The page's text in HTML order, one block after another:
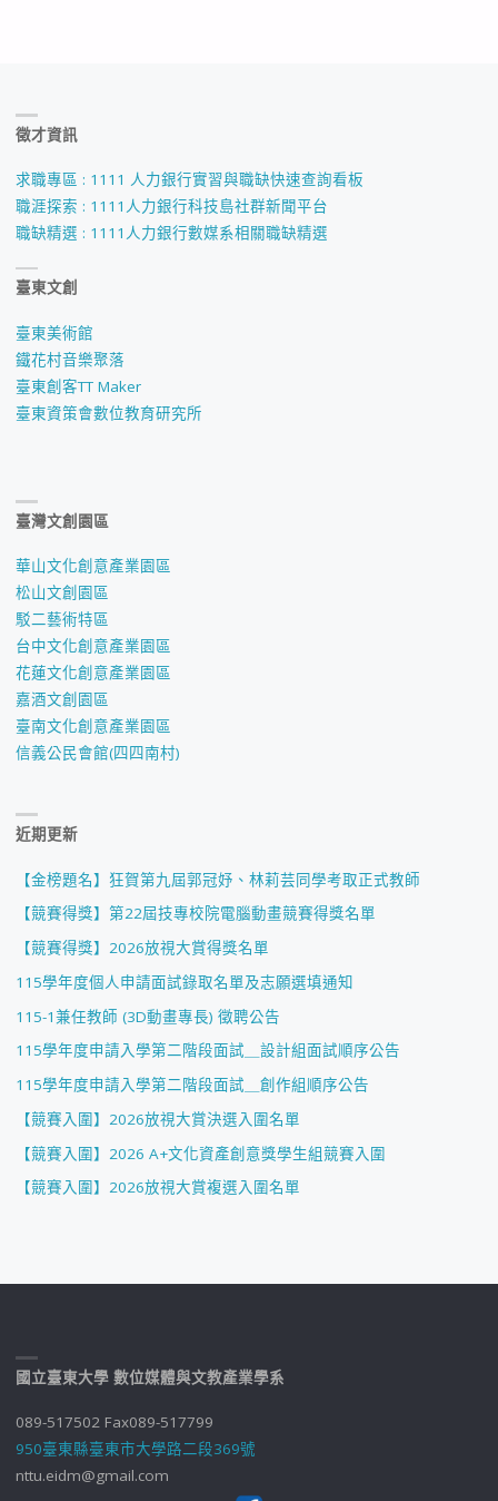
徵才資訊
求職專區 : 1111 人力銀行實習與職缺快速查詢看板
職涯探索 : 1111人力銀行科技島社群新聞平台
職缺精選 : 1111人力銀行數媒系相關職缺精選
臺東文創
臺東美術館
鐵花村音樂聚落
臺東創客TT Maker
臺東資策會數位教育研究所
臺灣文創園區
華山文化創意產業園區
松山文創園區
駁二藝術特區
台中文化創意產業園區
花蓮文化創意產業園區
嘉酒文創園區
臺南文化創意產業園區
信義公民會館(四四南村)
近期更新
【金榜題名】狂賀第九屆郭冠妤、林莉芸同學考取正式教師
【競賽得獎】第22屆技專校院電腦動畫競賽得獎名單
【競賽得獎】2026放視大賞得獎名單
115學年度個人申請面試錄取名單及志願選填通知
115-1兼任教師 (3D動畫專長) 徵聘公告
115學年度申請入學第二階段面試＿設計組面試順序公告
115學年度申請入學第二階段面試＿創作組順序公告
【競賽入圍】2026放視大賞決選入圍名單
【競賽入圍】2026 A+文化資產創意獎學生組競賽入圍
【競賽入圍】2026放視大賞複選入圍名單
國立臺東大學 數位媒體與文教產業學系
089-517502 Fax089-517799
950臺東縣臺東市大學路二段369號
nttu.eidm@gmail.com